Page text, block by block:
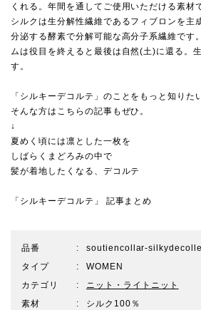
くれる。年間を通してご使用いただける素材
シルクは生分解性繊維であるフィブロンを主
分泌する酵素で分解可能な高分子系繊維です
ムは役目を終えると最後は自然(土)に還る。
す。
「シルキーデコルテ」のことをもっと知りた
そんな方はこちらの記事もぜひ。
↓
夏めく頃には凛とした一枚を
しばらくまどろみの中で
髪が着地したくなる、デコルテ
「シルキーデコルテ」 記事まとめ
品番
soutiencollar-
タイプ
WOMEN
カテゴリ
ニット・ライトニット
素材
シルク100％